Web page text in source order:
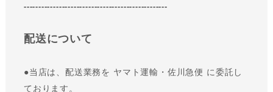
-------------------------------------------------
配送について
●当店は、配送業務を ヤマト運輸・佐川急便 に委託し
ております。